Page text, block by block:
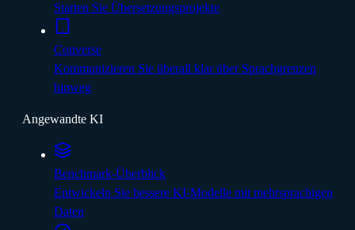
Starten Sie Übersetzungsprojekte
Converse
Kommunizieren Sie überall klar über Sprachgrenzen
hinweg
Angewandte KI
Benchmark-Überblick
Entwickeln Sie bessere KI-Modelle mit mehrsprachigen
Daten